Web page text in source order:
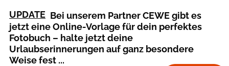
UPDATE Bei unserem Partner CEWE gibt es
jetzt eine Online-Vorlage für dein perfektes
Fotobuch – halte jetzt deine
Urlaubserinnerungen auf ganz besondere
Weise fest ...